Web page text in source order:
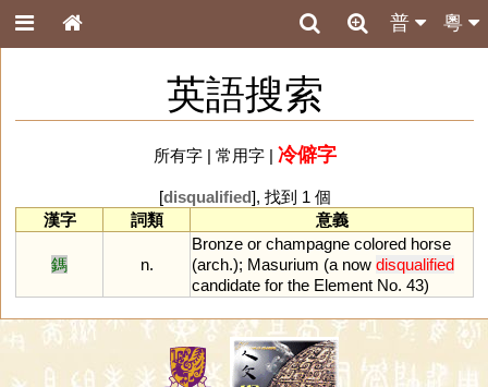
粵
普
英語搜索
所有字| 常用字| 冷僻字
[disqualified], 找到 1 個
漢字
詞類 意義
鎷 n.
Bronze or champagne colored horse
(arch.); Masurium (a now disqualified
candidate for the Element No. 43)